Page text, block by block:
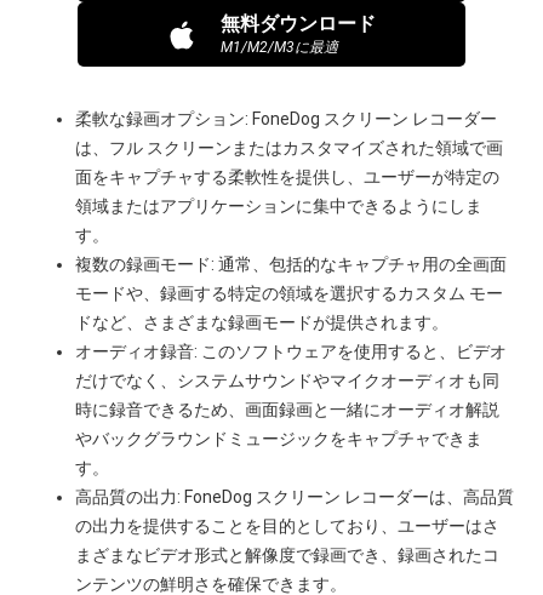
無料ダウンロード
M1/M2/M3に最適
柔軟な録画オプション: FoneDog スクリーン レコーダー
は、フル スクリーンまたはカスタマイズされた領域で画
面をキャプチャする柔軟性を提供し、ユーザーが特定の
領域またはアプリケーションに集中できるようにしま
す。
複数の録画モード: 通常、包括的なキャプチャ用の全画面
モードや、録画する特定の領域を選択するカスタム モー
ドなど、さまざまな録画モードが提供されます。
オーディオ録音: このソフトウェアを使用すると、ビデオ
だけでなく、システムサウンドやマイクオーディオも同
時に録音できるため、画面録画と一緒にオーディオ解説
やバックグラウンドミュージックをキャプチャできま
す。
高品質の出力: FoneDog スクリーン レコーダーは、高品質
の出力を提供することを目的としており、ユーザーはさ
まざまなビデオ形式と解像度で録画でき、録画されたコ
ンテンツの鮮明さを確保できます。